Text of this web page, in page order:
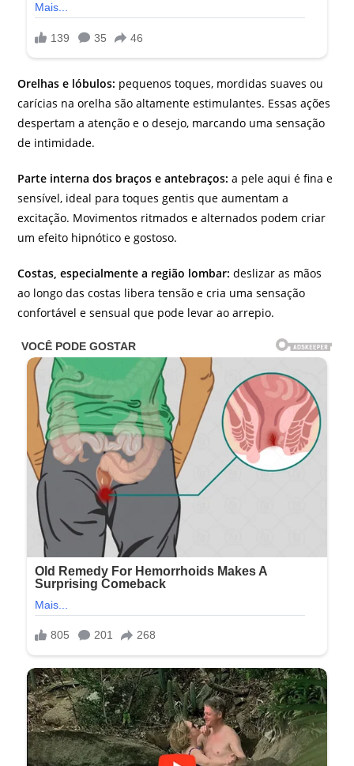
Orelhas e lóbulos: pequenos toques, mordidas suaves ou
carícias na orelha são altamente estimulantes. Essas ações
despertam a atenção e o desejo, marcando uma sensação
de intimidade.
Parte interna dos braços e antebraços: a pele aqui é fina e
sensível, ideal para toques gentis que aumentam a
excitação. Movimentos ritmados e alternados podem criar
um efeito hipnótico e gostoso.
Costas, especialmente a região lombar: deslizar as mãos
ao longo das costas libera tensão e cria uma sensação
confortável e sensual que pode levar ao arrepio.